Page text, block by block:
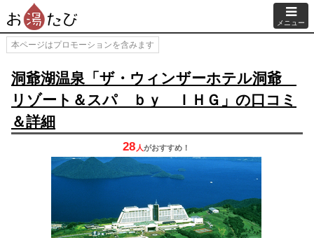
メニュー
本ページはプロモーションを含みます
洞爺湖温泉「ザ・ウィンザーホテル洞爺
リゾート＆スパ ｂｙ ＩＨＧ」の口コミ
＆詳細
28 人がおすすめ！